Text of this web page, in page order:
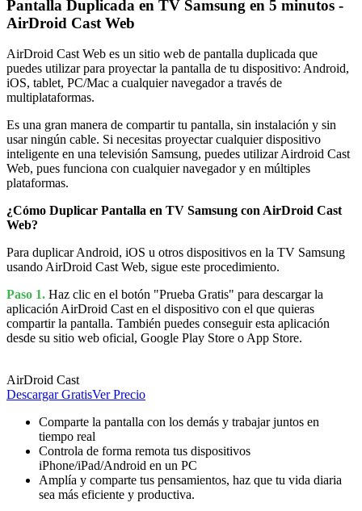
Pantalla Duplicada en TV Samsung en 5 minutos -
AirDroid Cast Web
AirDroid Cast Web es un sitio web de pantalla duplicada que
puedes utilizar para proyectar la pantalla de tu dispositivo: Android,
iOS, tablet, PC/Mac a cualquier navegador a través de
multiplataformas.
Es una gran manera de compartir tu pantalla, sin instalación y sin
usar ningún cable. Si necesitas proyectar cualquier dispositivo
inteligente en una televisión Samsung, puedes utilizar Airdroid Cast
Web, pues funciona con cualquier navegador y en múltiples
plataformas.
¿Cómo Duplicar Pantalla en TV Samsung con AirDroid Cast
Web?
Para duplicar Android, iOS u otros dispositivos en la TV Samsung
usando AirDroid Cast Web, sigue este procedimiento.
Paso 1. Haz clic en el botón "Prueba Gratis" para descargar la
aplicación AirDroid Cast en el dispositivo con el que quieras
compartir la pantalla. También puedes conseguir esta aplicación
desde su sitio web oficial, Google Play Store o App Store.
AirDroid Cast
Descargar GratisVer Precio
Comparte la pantalla con los demás y trabajar juntos en
tiempo real
Controla de forma remota tus dispositivos
iPhone/iPad/Android en un PC
Amplía y comparte tus pensamientos, haz que tu vida diaria
sea más eficiente y productiva.